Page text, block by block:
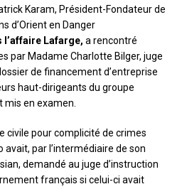
Karam, Président-Fondateur de
d’Orient en Danger
l’affaire Lafarge, a rencontré
par Madame Charlotte Bilger, juge
de financement d’entreprise
haut-dirigeants du groupe
en examen.
civile pour complicité de crimes
avait, par l’intermédiaire de son
demandé au juge d’instruction
français si celui-ci avait